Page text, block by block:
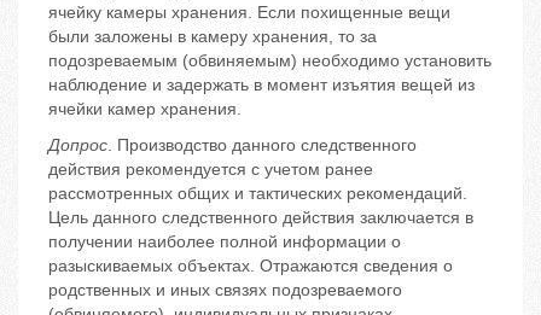
ячейку камеры хранения. Если похищенные вещи
были заложены в камеру хранения, то за
подозреваемым (обвиняемым) необходимо установить
наблюдение и задержать в момент изъятия вещей из
ячейки камер хранения.
Допрос. Производство данного следственного
действия рекомендуется с учетом ранее
рассмотренных общих и тактических рекомендаций.
Цель данного следственного действия заключается в
получении наиболее полной информации о
разыскиваемых объектах. Отражаются сведения о
родственных и иных связях подозреваемого